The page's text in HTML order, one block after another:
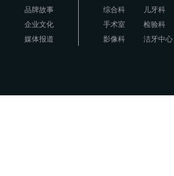
品牌故事
企业文化
媒体报道
综合科
儿牙科
手术室
检验科
影像科
洁牙中心